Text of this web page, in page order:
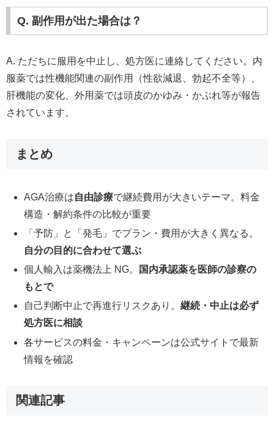
Q. 副作用が出た場合は？
A. ただちに服用を中止し、処方医に連絡してください。内
服薬では性機能関連の副作用（性欲減退、勃起不全等）、
肝機能の変化、外用薬では頭皮のかゆみ・かぶれ等が報告
されています。
まとめ
AGA治療は自由診療で継続費用が大きいテーマ。料金
構造・解約条件の比較が重要
「予防」と「発毛」でプラン・費用が大きく異なる。
自分の目的に合わせて選ぶ
個人輸入は薬機法上 NG。
国内承認薬を医師の診察の
もとで
自己判断中止で再進行リスクあり。継続・中止は必ず
処方医に相談
各サービスの料金・キャンペーンは公式サイトで最新
情報を確認
関連記事